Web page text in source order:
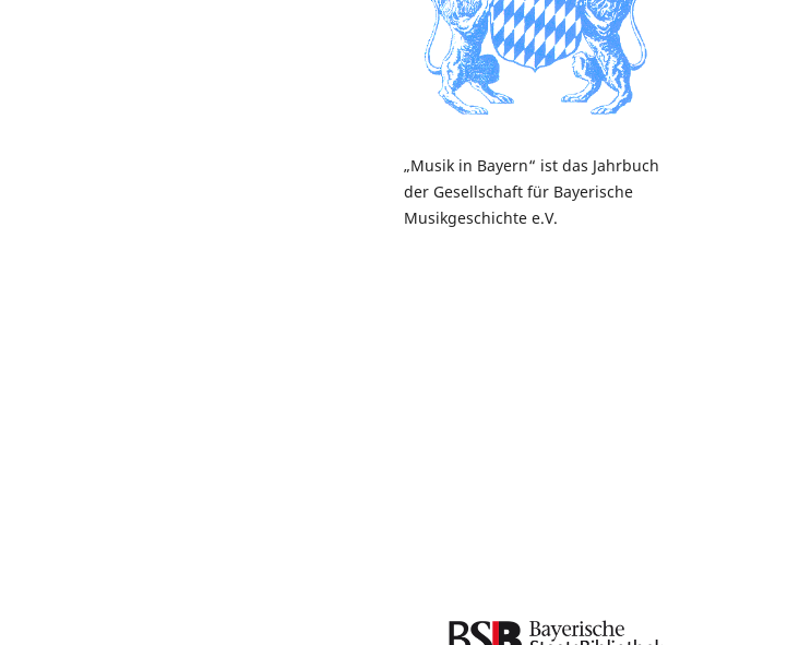
„Musik in Bayern“ ist das Jahrbuch
der Gesellschaft für Bayerische
Musikgeschichte e.V.